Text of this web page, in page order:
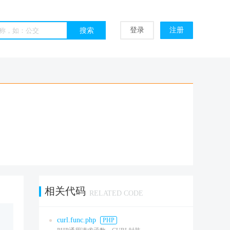
登录 注册
相关代码 RELATED CODE
curl.func.php
PHP